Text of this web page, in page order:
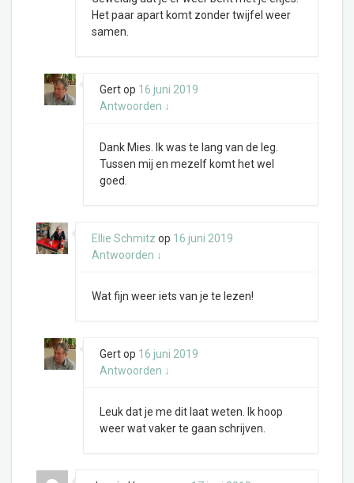
Het paar apart komt zonder twijfel weer
samen.
Gertop 16 juni 2019
Antwoorden ↓
Dank Mies. Ik was te lang van de leg.
Tussen mij en mezelf komt het wel
goed.
Ellie Schmitz op 16 juni 2019
Antwoorden ↓
Wat fijn weer iets van je te lezen!
Gertop 16 juni 2019
Antwoorden ↓
Leuk dat je me dit laat weten. Ik hoop
weer wat vaker te gaan schrijven.